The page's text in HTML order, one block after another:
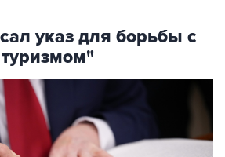
указ для борьбы с